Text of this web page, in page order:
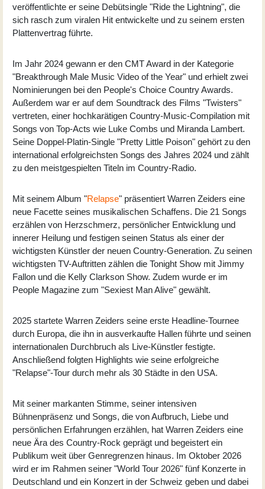
veröffentlichte er seine Debütsingle "Ride the Lightning", die
sich rasch zum viralen Hit entwickelte und zu seinem ersten
Plattenvertrag führte.
Im Jahr 2024 gewann er den CMT Award in der Kategorie
"Breakthrough Male Music Video of the Year" und erhielt zwei
Nominierungen bei den People's Choice Country Awards.
Außerdem war er auf dem Soundtrack des Films "Twisters"
vertreten, einer hochkarätigen Country-Music-Compilation mit
Songs von Top-Acts wie Luke Combs und Miranda Lambert.
Seine Doppel-Platin-Single "Pretty Little Poison" gehört zu den
international erfolgreichsten Songs des Jahres 2024 und zählt
zu den meistgespielten Titeln im Country-Radio.
Mit seinem Album "Relapse" präsentiert Warren Zeiders eine
neue Facette seines musikalischen Schaffens. Die 21 Songs
erzählen von Herzschmerz, persönlicher Entwicklung und
innerer Heilung und festigen seinen Status als einer der
wichtigsten Künstler der neuen Country-Generation. Zu seinen
wichtigsten TV-Auftritten zählen die Tonight Show mit Jimmy
Fallon und die Kelly Clarkson Show. Zudem wurde er im
People Magazine zum "Sexiest Man Alive" gewählt.
2025 startete Warren Zeiders seine erste Headline-Tournee
durch Europa, die ihn in ausverkaufte Hallen führte und seinen
internationalen Durchbruch als Live-Künstler festigte.
Anschließend folgten Highlights wie seine erfolgreiche
"Relapse"-Tour durch mehr als 30 Städte in den USA.
Mit seiner markanten Stimme, seiner intensiven
Bühnenpräsenz und Songs, die von Aufbruch, Liebe und
persönlichen Erfahrungen erzählen, hat Warren Zeiders eine
neue Ära des Country-Rock geprägt und begeistert ein
Publikum weit über Genregrenzen hinaus. Im Oktober 2026
wird er im Rahmen seiner "World Tour 2026" fünf Konzerte in
Deutschland und ein Konzert in der Schweiz geben und dabei